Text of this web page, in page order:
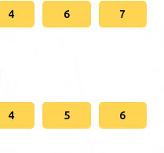
4 6 7
4 5 6